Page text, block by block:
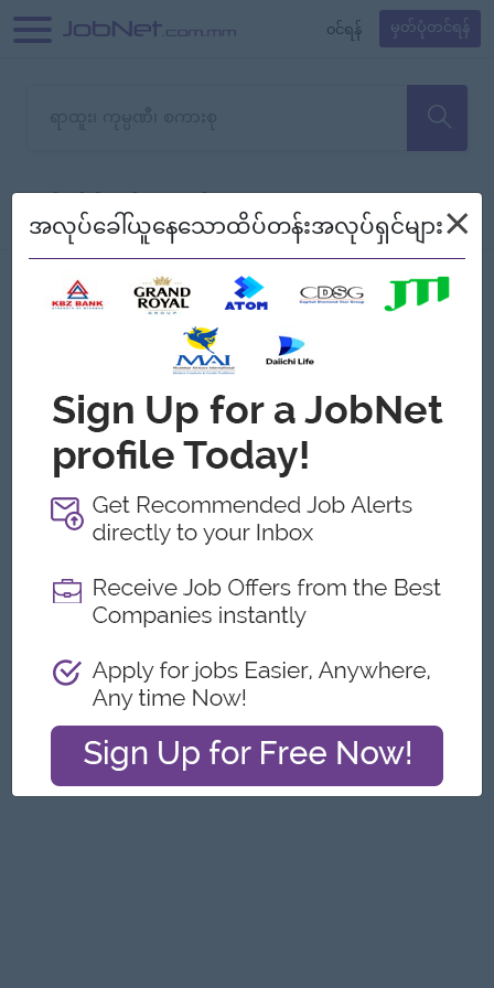
၀င်ရန် မှတ်ပုံတင်ရန်
သော အလုပ်မရှိသေးပါ။
စစ်ရန် စဉ်၍ကြည့်မည်
အလုပ်ခေါ်ယူနေသောထိပ်တန်းအလုပ်ရှင်များ×